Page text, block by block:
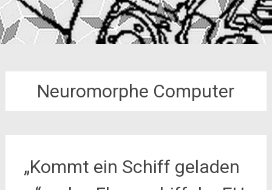
Neuromorphe Computer
„Kommt ein Schiff geladen